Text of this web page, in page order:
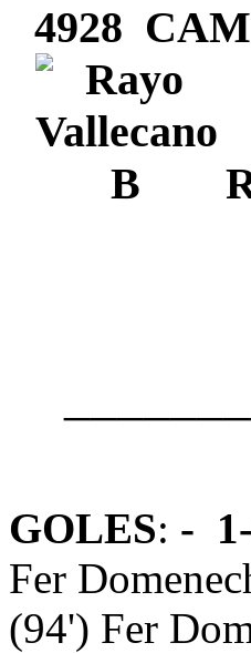
GOLES: -
Fer
(94') Fer